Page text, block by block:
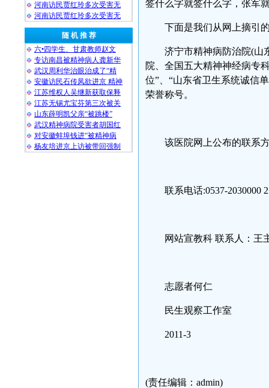
河南访民贾红玲多次受害无
河南访民贾红玲多次受害无
随 机 推 荐
六•四学生、甘肃教师赵文
专访南昌被精神病人龚新华
武汉周利华治眼治成了“精
安徽访民石传凤欲进京 精神
江苏维权人吴继新获取保释
江苏无锡尤宝芬第三次被关
山东薛明凯父亲“被跳楼”
武汉精神病院受害者胡国红
对安徽蚌埠钱进“被精神病
杨友培进京上访被带回强制
签什么字就签什么字，张军
下面是我们从网上摘引
济宁市精神病防治院(山
院、全国五大精神神经病专
位”、“山东省卫生系统诚信
荣誉称号。
该医院网上公布的联系
联系电话:0537-2030000
网站宣教科 联系人：王
志愿者何仁
民生观察工作室
2011-3
(责任编辑：admin)